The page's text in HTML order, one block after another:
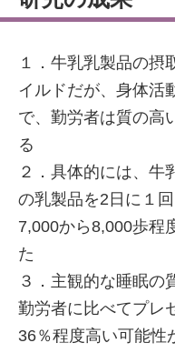
１．牛乳乳製品の摂
イルドだが、身体活
で、勤労者は質の高
る
２．具体的には、牛
の乳製品を2日に１
7,000から8,000歩程
た
３．主観的な睡眠の
勤労者に比べてプレ
36％程度高い可能性